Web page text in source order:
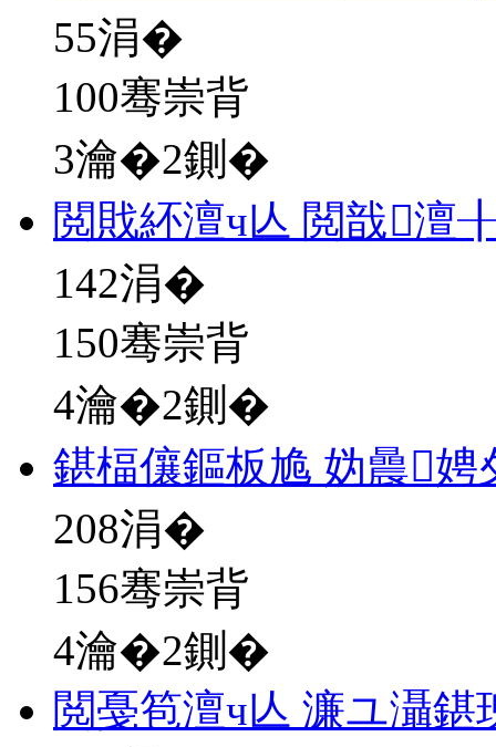
55涓�
100骞崇背
3瀹�2鍘�
閲戝紑澶ч亾 閲戠澶
142涓�
150骞崇背
4瀹�2鍘�
鍖楅儴鏂板尯 妫曟
208涓�
156骞崇背
4瀹�2鍘�
閲戞笣澶ч亾 濂ユ灄鍖